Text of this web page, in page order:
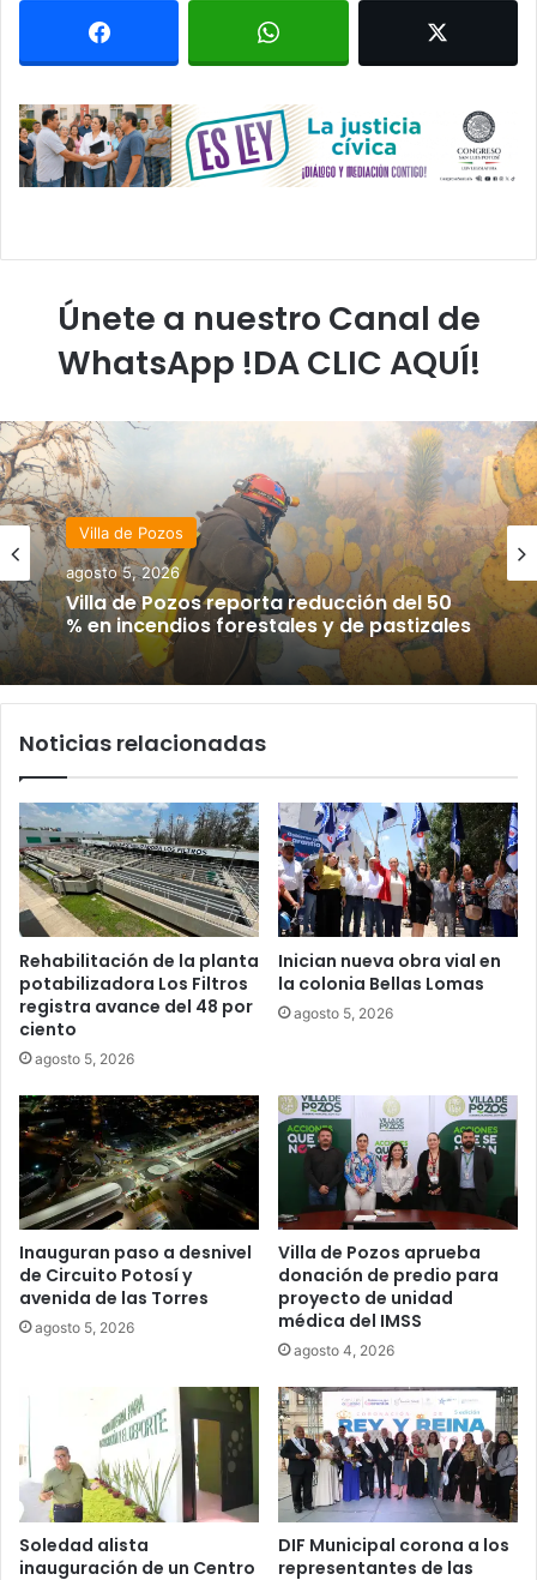
Únete a nuestro Canal de
WhatsApp !DA CLIC AQUÍ!
Villa de Pozos
agosto 5, 2026
Villa de Pozos reporta reducción del 50
% en incendios forestales y de pastizales
Noticias relacionadas
Rehabilitación de la planta
potabilizadora Los Filtros
registra avance del 48 por
ciento
agosto 5, 2026
Inician nueva obra vial en
la colonia Bellas Lomas
agosto 5, 2026
Inauguran paso a desnivel
de Circuito Potosí y
avenida de las Torres
agosto 5, 2026
Villa de Pozos aprueba
donación de predio para
proyecto de unidad
médica del IMSS
agosto 4, 2026
Soledad alista
inauguración de un Centro
DIF Municipal corona a los
representantes de las